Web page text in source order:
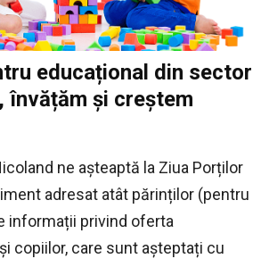
educațional din sector
învățăm și creștem
ne așteaptă la Ziua Porților
adresat atât părinților (pentru
informații privind oferta
copiilor, care sunt așteptați cu